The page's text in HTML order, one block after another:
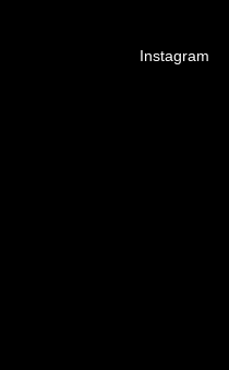
Instagram